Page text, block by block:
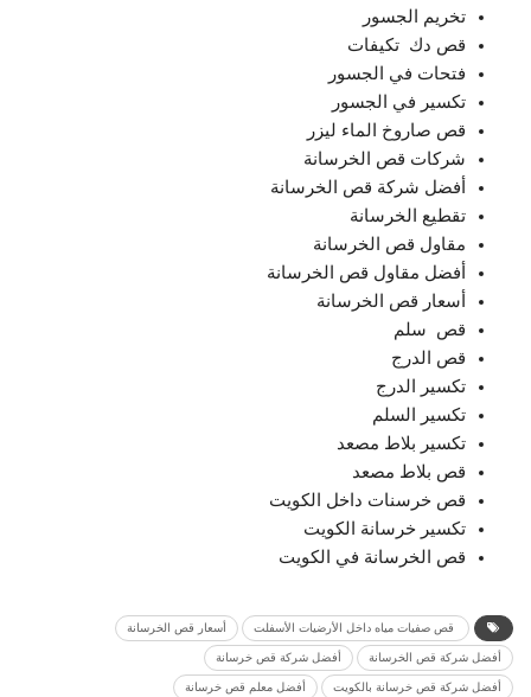
تخريم الجسور
‏قص دك ‏ ‏تكيفات
‏فتحات في ‏الجسور
تكسير في الجسور
‏قص ‏صاروخ الماء ليزر
‏شركات قص الخرسانة
‏أفضل شركة قص الخرسانة
‏تقطيع الخرسانة
‏مقاول قص الخرسانة
‏أفضل مقاول قص الخرسانة
‏أسعار قص الخرسانة
‏قص ‏ ‏سلم
‏قص الدرج
‏تكسير الدرج
‏تكسير السلم
‏تكسير بلاط مصعد
‏قص بلاط مصعد
‏قص خرسنات داخل الكويت
‏تكسير خرسانة الكويت
قص ‏الخرسانة في الكويت
‏ ‏قص ‏صفيات مياه داخل الأرضيات الأسفلت ‏أسعار قص الخرسانة
‏أفضل شركة قص الخرسانة أفضل شركة قص خرسانة
أفضل شركة قص خرسانة بالكويت أفضل معلم قص خرسانة